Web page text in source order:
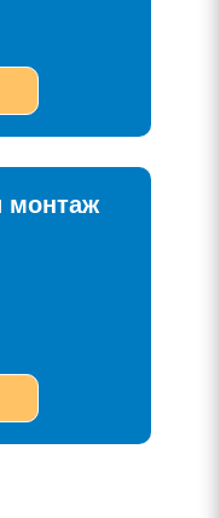
монтаж